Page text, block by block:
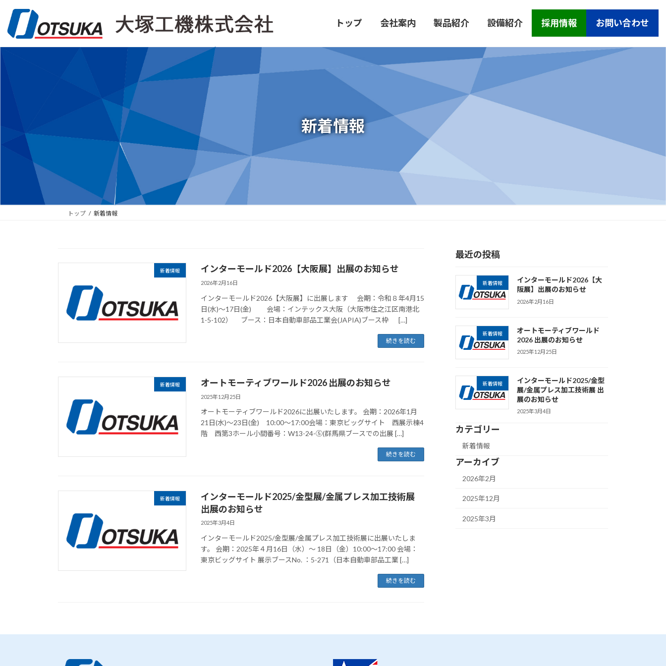
トップ 会社案内 製品紹介 設備紹介 採用情報 お問い合わせ
新着情報
トップ 新着情報
新着情報 インターモールド2026【大阪展】出展のお知らせ
2026年2月16日
インターモールド2026【大阪展】に出展します 会期：令和８年4月15
日(水)～17日(金) 会場：インテックス大阪（大阪市住之江区南港北
1-5-102） ブース：日本自動車部品工業会(JAPIA)ブース枠 […]
続きを読む
新着情報 オートモーティブワールド2026 出展のお知らせ
2025年12月25日
オートモーティブワールド2026に出展いたします。 会期：2026年1月
21日(水)〜23日(金) 10:00～17:00会場：東京ビッグサイト ⻄展示棟4
階 ⻄第3ホール小間番号：W13-24-⑤(群馬県ブースでの出展 […]
続きを読む
新着情報
インターモールド2025/金型展/金属プレス加工技術展
出展のお知らせ
2025年3月4日
インターモールド2025/金型展/金属プレス加工技術展に出展いたしま
す。 会期：2025年４月16日（水）～ 18日（金）10:00～17:00 会場：
東京ビッグサイト 展示ブースNo. ：5-271（日本自動車部品工業 […]
続きを読む
最近の投稿
新着情報
インターモールド2026【大
阪展】出展のお知らせ
2026年2月16日
新着情報
オートモーティブワールド
2026 出展のお知らせ
2025年12月25日
新着情報
インターモールド2025/金型
展/金属プレス加工技術展 出
展のお知らせ
2025年3月4日
カテゴリー
新着情報
アーカイブ
2026年2月
2025年12月
2025年3月